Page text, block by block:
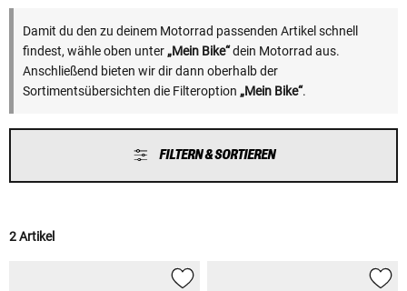
Damit du den zu deinem Motorrad passenden Artikel schnell
findest, wähle oben unter„Mein Bike“dein Motorrad aus.
Anschließend bieten wir dir dann oberhalb der
Sortimentsübersichten die Filteroption „Mein Bike“.
FILTERN & SORTIEREN
2 Artikel